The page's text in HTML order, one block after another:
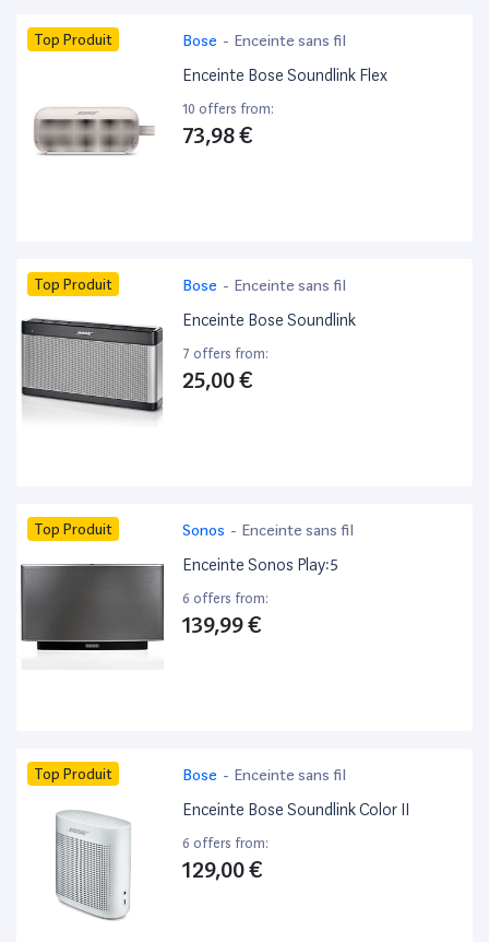
Top Produit Bose - Enceinte sans fil
Enceinte Bose Soundlink Flex
10 offers from:
73,98 €
Top Produit Bose - Enceinte sans fil
Enceinte Bose Soundlink
7 offers from:
25,00 €
Top Produit Sonos - Enceinte sans fil
Enceinte Sonos Play:5
6 offers from:
139,99 €
Top Produit Bose - Enceinte sans fil
Enceinte Bose Soundlink Color II
6 offers from:
129,00 €